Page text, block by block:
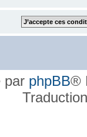
par phpBB®